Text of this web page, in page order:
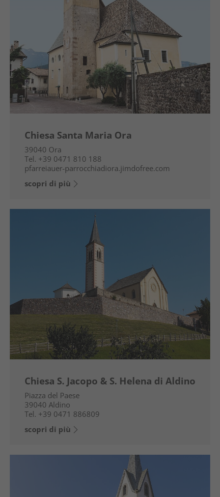
Chiesa Santa Maria Ora
39040 Ora
Tel. +39 0471 810 188
pfarreiauer-parrocchiadiora.jimdofree.com
scopri di più
Chiesa S. Jacopo & S. Helena di Aldino
Piazza del Paese
39040 Aldino
Tel. +39 0471 886809
scopri di più